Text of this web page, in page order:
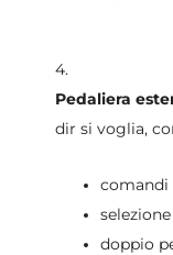
4.
Pedaliera
dir si voglia,
comandi
doppio